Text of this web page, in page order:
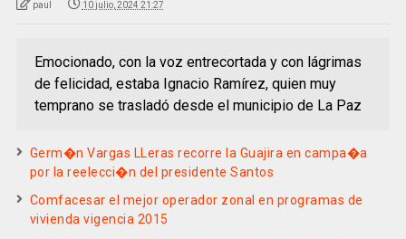
paul 10 julio, 2024 21:27
Emocionado, con la voz entrecortada y con lágrimas
de felicidad, estaba Ignacio Ramírez, quien muy
temprano se trasladó desde el municipio de La Paz
Germ�n Vargas LLeras recorre la Guajira en campa�a
por la reelecci�n del presidente Santos
Comfacesar el mejor operador zonal en programas de
vivienda vigencia 2015